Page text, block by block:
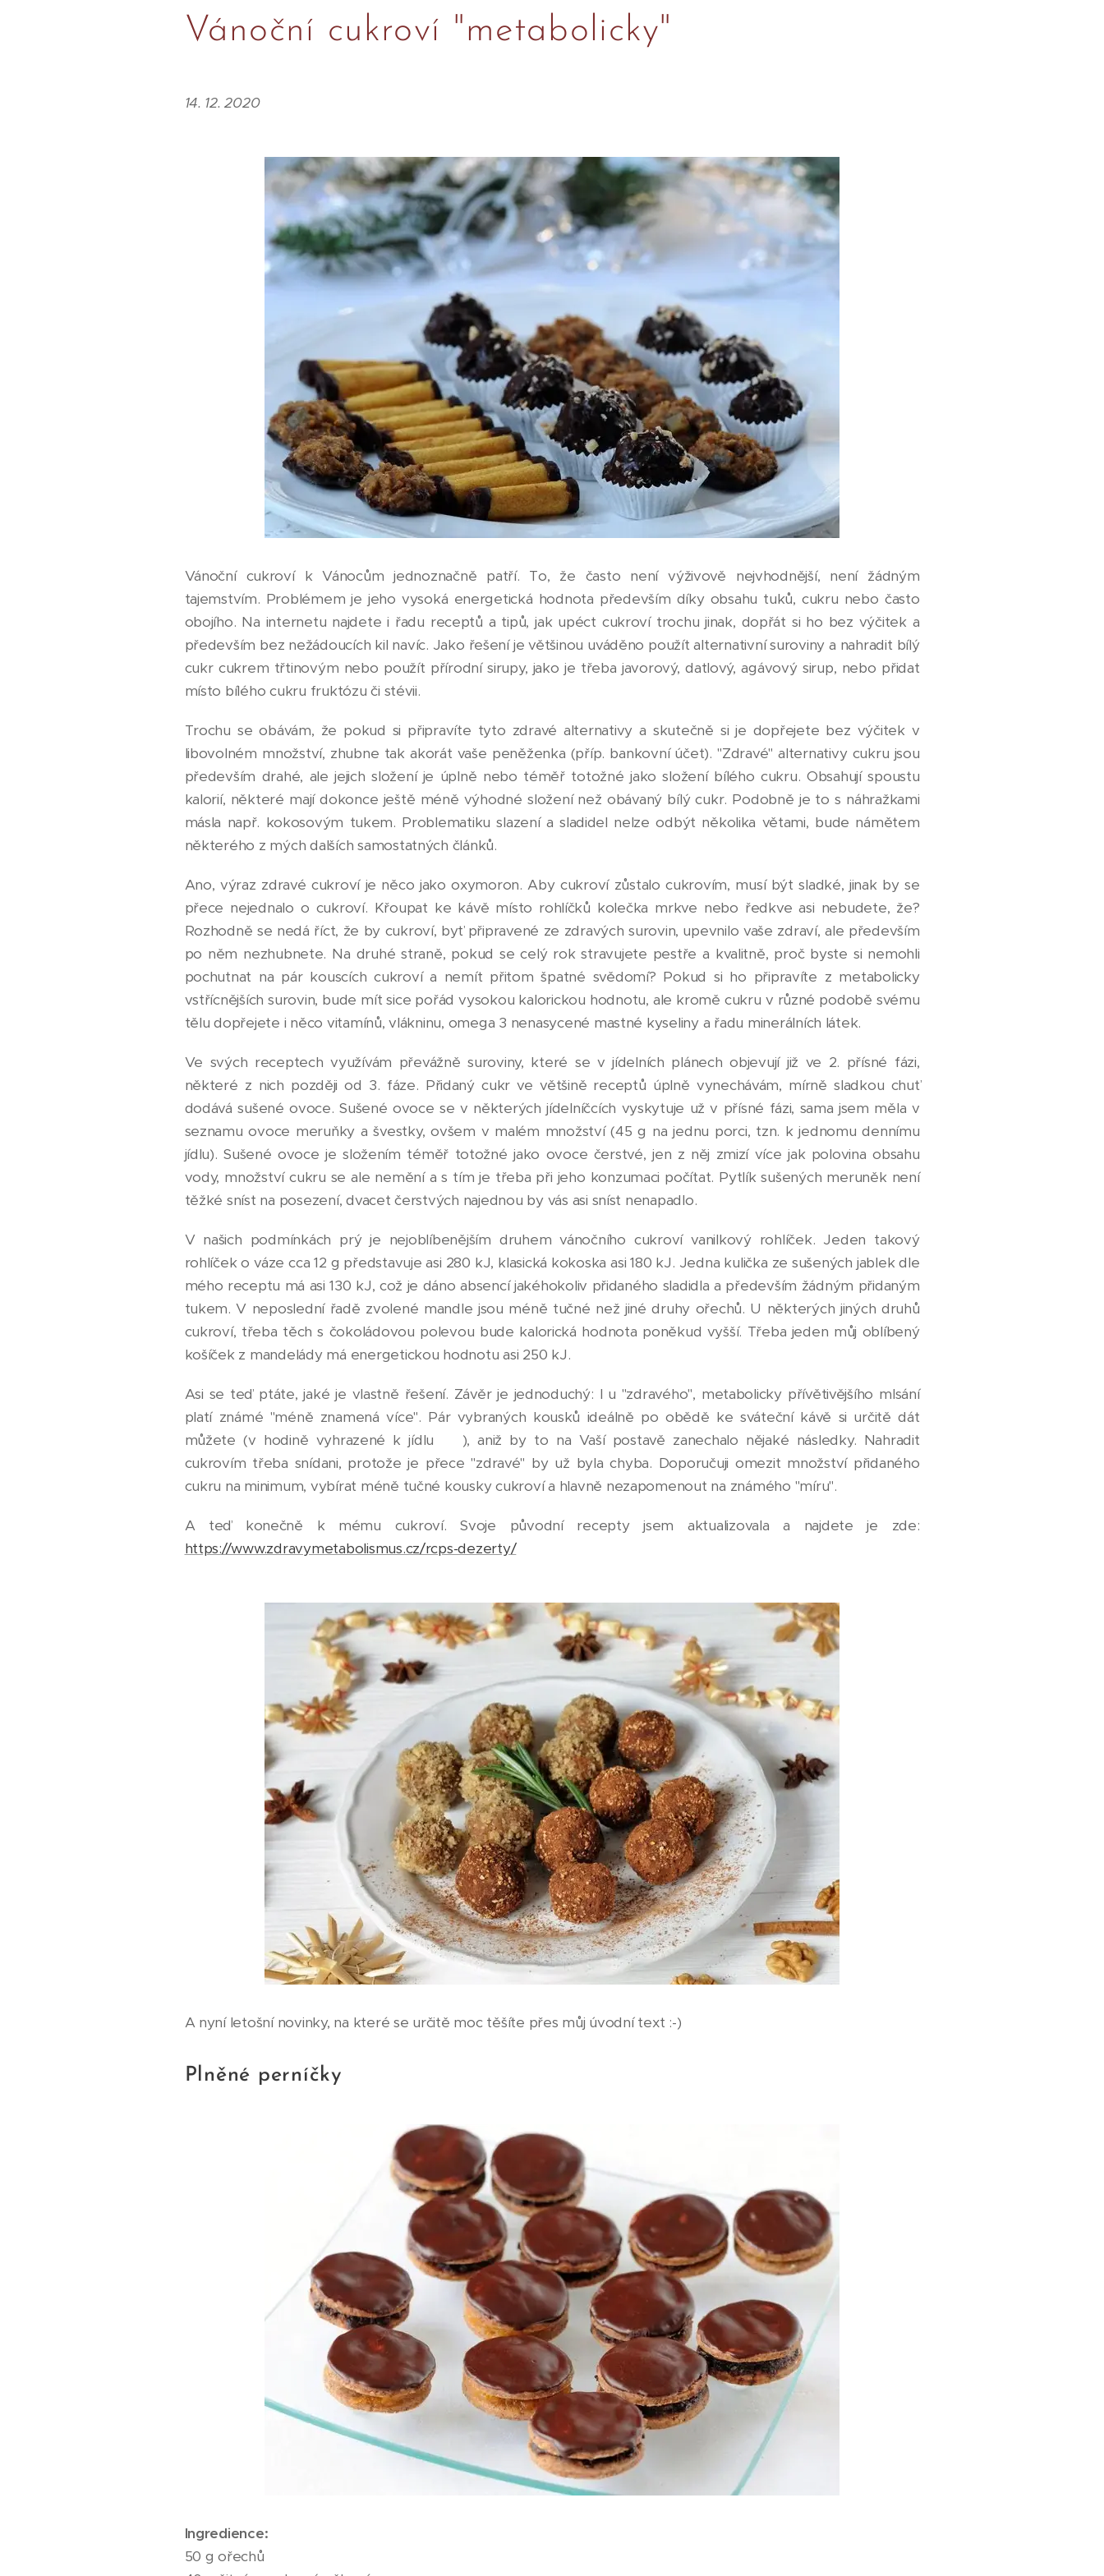
Vánoční cukroví "metabolicky"
14. 12. 2020
Vánoční cukroví k Vánocům jednoznačně patří. To, že často není výživově nejvhodnější, není žádným
tajemstvím. Problémem je jeho vysoká energetická hodnota především díky obsahu tuků, cukru nebo často
obojího. Na internetu najdete i řadu receptů a tipů, jak upéct cukroví trochu jinak, dopřát si ho bez výčitek a
především bez nežádoucích kil navíc. Jako řešení je většinou uváděno použít alternativní suroviny a nahradit bílý
cukr cukrem třtinovým nebo použít přírodní sirupy, jako je třeba javorový, datlový, agávový sirup, nebo přidat
místo bílého cukru fruktózu či stévii.
Trochu se obávám, že pokud si připravíte tyto zdravé alternativy a skutečně si je dopřejete bez výčitek v
libovolném množství, zhubne tak akorát vaše peněženka (příp. bankovní účet). "Zdravé" alternativy cukru jsou
především drahé, ale jejich složení je úplně nebo téměř totožné jako složení bílého cukru. Obsahují spoustu
kalorií, některé mají dokonce ještě méně výhodné složení než obávaný bílý cukr. Podobně je to s náhražkami
másla např. kokosovým tukem. Problematiku slazení a sladidel nelze odbýt několika větami, bude námětem
některého z mých dalších samostatných článků.
Ano, výraz zdravé cukroví je něco jako oxymoron. Aby cukroví zůstalo cukrovím, musí být sladké, jinak by se
přece nejednalo o cukroví. Křoupat ke kávě místo rohlíčků kolečka mrkve nebo ředkve asi nebudete, že?
Rozhodně se nedá říct, že by cukroví, byť připravené ze zdravých surovin, upevnilo vaše zdraví, ale především
po něm nezhubnete. Na druhé straně, pokud se celý rok stravujete pestře a kvalitně, proč byste si nemohli
pochutnat na pár kouscích cukroví a nemít přitom špatné svědomí? Pokud si ho připravíte z metabolicky
vstřícnějších surovin, bude mít sice pořád vysokou kalorickou hodnotu, ale kromě cukru v různé podobě svému
tělu dopřejete i něco vitamínů, vlákninu, omega 3 nenasycené mastné kyseliny a řadu minerálních látek.
Ve svých receptech využívám převážně suroviny, které se v jídelních plánech objevují již ve 2. přísné fázi,
některé z nich později od 3. fáze. Přidaný cukr ve většině receptů úplně vynechávám, mírně sladkou chuť
dodává sušené ovoce. Sušené ovoce se v některých jídelníčcích vyskytuje už v přísné fázi, sama jsem měla v
seznamu ovoce meruňky a švestky, ovšem v malém množství (45 g na jednu porci, tzn. k jednomu dennímu
jídlu). Sušené ovoce je složením téměř totožné jako ovoce čerstvé, jen z něj zmizí více jak polovina obsahu
vody, množství cukru se ale nemění a s tím je třeba při jeho konzumaci počítat. Pytlík sušených meruněk není
těžké sníst na posezení, dvacet čerstvých najednou by vás asi sníst nenapadlo.
V našich podmínkách prý je nejoblíbenějším druhem vánočního cukroví vanilkový rohlíček. Jeden takový
rohlíček o váze cca 12 g představuje asi 280 kJ, klasická kokoska asi 180 kJ. Jedna kulička ze sušených jablek dle
mého receptu má asi 130 kJ, což je dáno absencí jakéhokoliv přidaného sladidla a především žádným přidaným
tukem. V neposlední řadě zvolené mandle jsou méně tučné než jiné druhy ořechů. U některých jiných druhů
cukroví, třeba těch s čokoládovou polevou bude kalorická hodnota poněkud vyšší. Třeba jeden můj oblíbený
košíček z mandelády má energetickou hodnotu asi 250 kJ.
Asi se teď ptáte, jaké je vlastně řešení. Závěr je jednoduchý: I u "zdravého", metabolicky přívětivějšího mlsání
platí známé "méně znamená více". Pár vybraných kousků ideálně po obědě ke sváteční kávě si určitě dát
můžete (v hodině vyhrazené k jídlu 😊), aniž by to na Vaší postavě zanechalo nějaké následky. Nahradit
cukrovím třeba snídani, protože je přece "zdravé" by už byla chyba. Doporučuji omezit množství přidaného
cukru na minimum, vybírat méně tučné kousky cukroví a hlavně nezapomenout na známého "míru".
A teď konečně k mému cukroví. Svoje původní recepty jsem aktualizovala a najdete je zde:
https://www.zdravymetabolismus.cz/rcps-dezerty/
A nyní letošní novinky, na které se určitě moc těšíte přes můj úvodní text :-)
Plněné perníčky
Ingredience:
50 g ořechů